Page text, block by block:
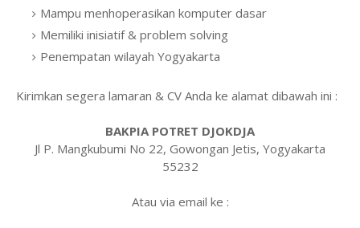
Mampu menhoperasikan komputer dasar
Memiliki inisiatif & problem solving
Penempatan wilayah Yogyakarta
Kirimkan segera lamaran & CV Anda ke alamat dibawah ini :
BAKPIA POTRET DJOKDJA
Jl P. Mangkubumi No 22, Gowongan Jetis, Yogyakarta
55232
Atau via email ke :